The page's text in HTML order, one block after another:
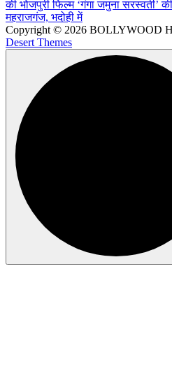
Copyright © 2026 BOLLYWOOD
Desert Themes